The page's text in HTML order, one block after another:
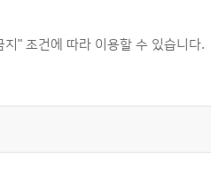
" 조건에 따라 이용할 수 있습니다.